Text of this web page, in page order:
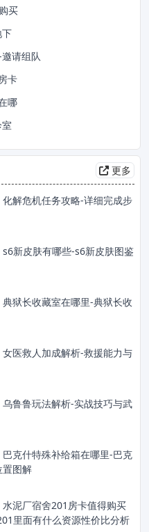
买
下
请组队
卡
哪
更多
化解危机任务攻略-详细完成步
s6新皮肤有哪些-s6新皮肤图鉴
典狱长收藏室‌在哪里-典狱长收
女医救人加成解析-救援能力与
乌鲁鲁玩法解析-实战技巧与武
巴克什特殊补给箱在哪里-巴克
置图解
水泥厂宿舍201房卡值得购买
里面有什么资源性价比分析